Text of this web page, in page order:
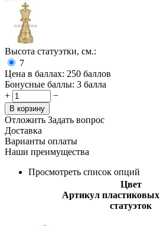
Высота статуэтки, см.:
7
Цена в баллах: 250 баллов
Бонусные баллы: 3 балла
+
−
В корзину
Отложить Задать вопрос
Доставка
Варианты оплаты
Наши преимущества
Просмотреть список опций
Артикул
Цвет
пластиковых
статуэток